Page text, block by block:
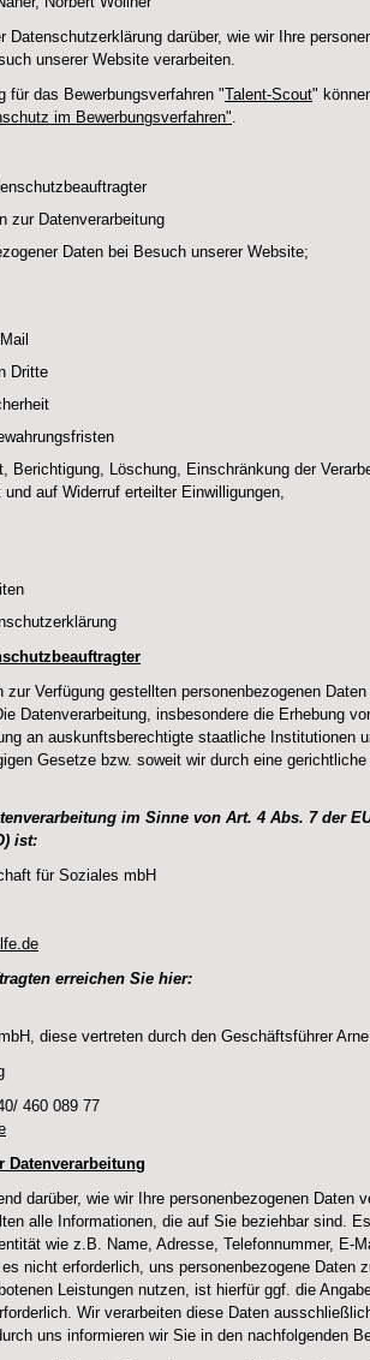
Datenschutzerklärung darüber, wie wir Ihre
unserer Website verarbeiten.
für das Bewerbungsverfahren "Talent-Scout"
im Bewerbungsverfahren".
zur Datenverarbeitung
Daten bei Besuch unserer Website;
Dritte
Berichtigung, Löschung, Einschränkung der
auf Widerruf erteilter Einwilligungen,
zur Verfügung gestellten personenbezogenen
Datenverarbeitung, insbesondere die Erhebung
an auskunftsberechtigte staatliche Institutionen
Gesetze bzw. soweit wir durch eine
im Sinne von Art. 4 Abs. 7 der
ist:
für Soziales mbH
erreichen Sie hier:
diese vertreten durch den Geschäftsführer
460 089 77
darüber, wie wir Ihre personenbezogenen Daten
alle Informationen, die auf Sie beziehbar sind.
wie z.B. Name, Adresse, Telefonnummer, E-
nicht erforderlich, uns personenbezogene Daten
Leistungen nutzen, ist hierfür ggf. die
Wir verarbeiten diese Daten
uns informieren wir Sie in den nachfolgenden